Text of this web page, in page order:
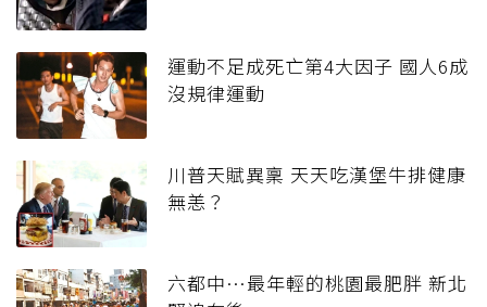
運動不足成死亡第4大因子 國人6成
沒規律運動
川普天賦異稟 天天吃漢堡牛排健康
無恙？
六都中…最年輕的桃園最肥胖 新北